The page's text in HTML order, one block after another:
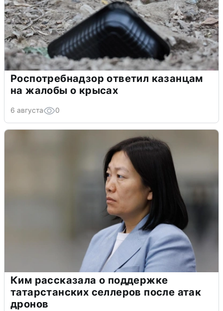
Роспотребнадзор ответил казанцам
на жалобы о крысах
6 августа 0
Ким рассказала о поддержке
татарстанских селлеров после атак
дронов